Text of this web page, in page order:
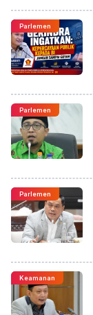
Parlemen
Parlemen
Parlemen
Keamanan